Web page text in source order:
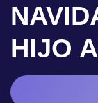
HIJO